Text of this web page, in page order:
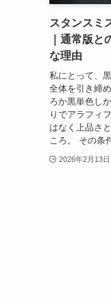
スタンスミ
｜通常版
な理由
私にとって、
全体を引き締
ろか黒単色し
りでアラフィ
はなく上品さ
ころ。 その条
2026年2月13日